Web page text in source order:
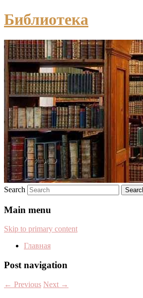
Библиотека
Search
Main menu
Skip to primary content
Главная
Post navigation
← Previous Next →